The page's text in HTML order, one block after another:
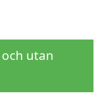
utan